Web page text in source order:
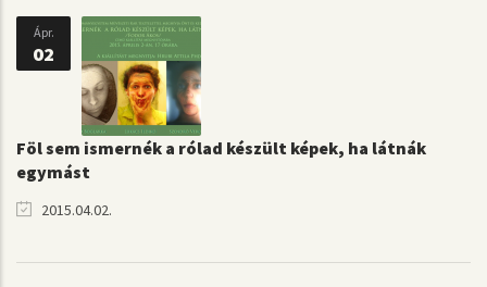
Ápr.
02
Föl sem ismernék a rólad készült képek, ha látnák
egymást
2015.04.02.